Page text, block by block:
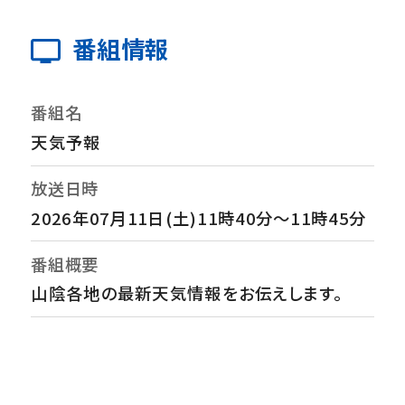
番組情報
番組名
天気予報
放送日時
2026年07月11日(土)11時40分～11時45分
番組概要
山陰各地の最新天気情報をお伝えします。